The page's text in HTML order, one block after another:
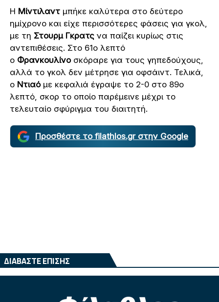
Η Μίντιλαντ μπήκε καλύτερα στο δεύτερο
ημίχρονο και είχε περισσότερες φάσεις για γκολ,
με τη Στουρμ Γκρατς να παίζει κυρίως στις
αντεπιθέσεις. Στο 61ο λεπτό
ο Φρανκουλίνο σκόραρε για τους γηπεδούχους,
αλλά το γκολ δεν μέτρησε για οφσάιντ. Τελικά,
ο Ντιαό με κεφαλιά έγραψε το 2-0 στο 89ο
λεπτό, σκορ το οποίο παρέμεινε μέχρι το
τελευταίο σφύριγμα του διαιτητή.
Προσθέστε το filathlos.gr στην Google
ΔΙΑΒΑΣΤΕ ΕΠΙΣΗΣ